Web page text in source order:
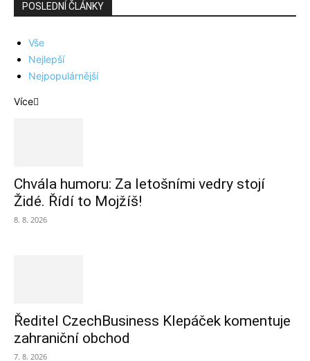
POSLEDNÍ ČLÁNKY
Vše
Nejlepší
Nejpopulárnější
Více
Chvála humoru: Za letošními vedry stojí
Židé. Řídí to Mojžíš!
8. 8. 2026
Ředitel CzechBusiness Klepáček komentuje
zahraniční obchod
7. 8. 2026